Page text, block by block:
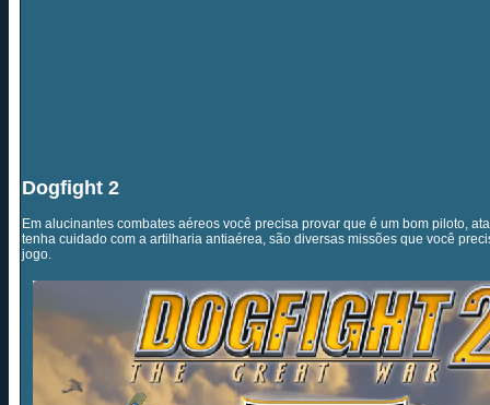
Dogfight 2
Em alucinantes combates aéreos você precisa provar que é um bom piloto,
tenha cuidado com a artilharia antiaérea, são diversas missões que você
jogo.